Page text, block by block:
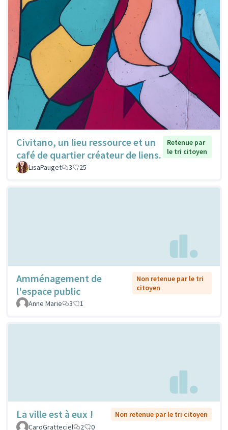
Civitano, un lieu ressource et un
café de quartier créateur de liens.
Retenue par
le tri citoyen
LisaPauget
3 25
Amménagement de
l'espace public
Non retenue par le tri
citoyen
Anne Marie
3 1
La ville est à eux !
Non retenue par le tri citoyen
CaroGratteciel
2 0